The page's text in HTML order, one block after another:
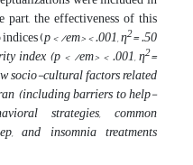
the effectiveness of this
(p < /em> < .001, η2= .50
index (p < /em> < .001, η2=
socio-cultural factors related
(including barriers to help-
strategies, common
and insomnia treatments